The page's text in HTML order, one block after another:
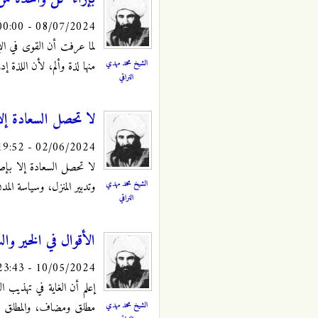
الشيخ محمد مهدي
النراقي
08/07/2024 - 00:00
لما عرفت أن القوى في
منها لذة وألم، لأن اللذة
الشيخ محمد مهدي
النراقي
لا تحصل السعادة
02/06/2024 - 19:52
لا تحصل السعادة إلا
وتدبير المنزل، وسياسة
الشيخ محمد مهدي
الأقوال في الخير
10/05/2024 - 23:43
إعلم أن الغاية في
مطلق ومضاف، والمطلق